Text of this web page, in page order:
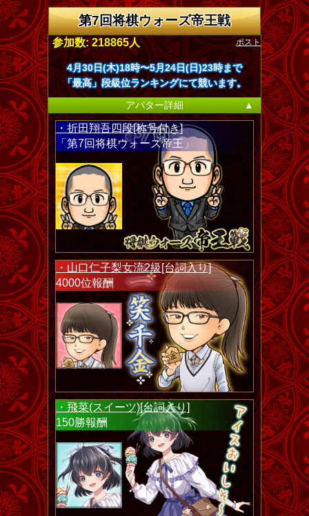
第7回将棋ウォーズ帝王戦
ポスト
参加数: 218865人
4月30日(木)18時〜5月24日(日)23時まで
「最高」段級位ランキングにて競います。
アバター詳細
▲
・折田翔吾四段[称号付き]
「第7回将棋ウォーズ帝王」
・山口仁子梨女流2級[台詞入り]
4000位報酬
・飛菜(スイーツ)[台詞入り]
150勝報酬